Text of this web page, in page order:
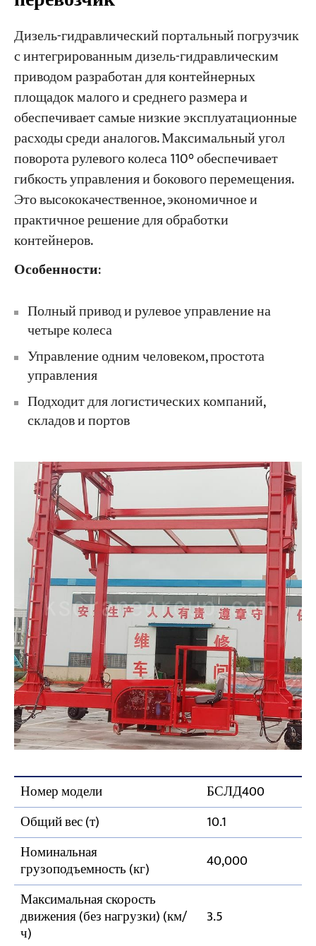
Дизель-гидравлический портальный погрузчик
с интегрированным дизель-гидравлическим
приводом разработан для контейнерных
площадок малого и среднего размера и
обеспечивает самые низкие эксплуатационные
расходы среди аналогов. Максимальный угол
поворота рулевого колеса 110° обеспечивает
гибкость управления и бокового перемещения.
Это высококачественное, экономичное и
практичное решение для обработки
контейнеров.
Особенности:
Полный привод и рулевое управление на
четыре колеса
Управление одним человеком, простота
управления
Подходит для логистических компаний,
складов и портов
Номер модели
БСЛД400
Общий вес (т)
10.1
Номинальная
грузоподъемность (кг)
40,000
Максимальная скорость
движения (без нагрузки) (км/
ч)
3.5